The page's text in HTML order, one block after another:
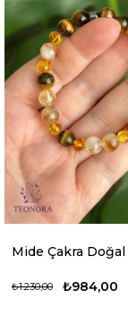
₺984,00
₺1.230,00